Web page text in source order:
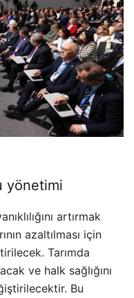
yönetimi
artırmak
azaltılması için
Tarımda
ve halk sağlığını
Bu